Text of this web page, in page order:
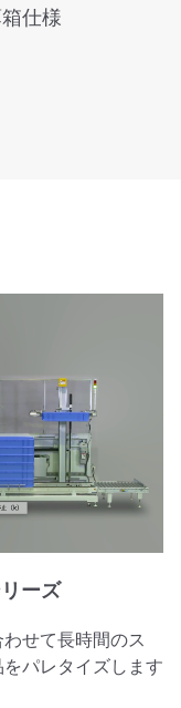
仕様
ーズ
せて長時間のス
パレタイズします